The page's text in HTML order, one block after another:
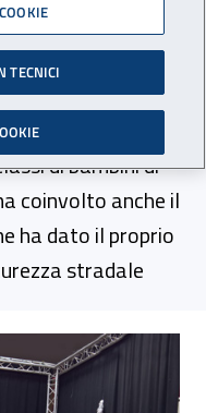
“A
di bambini di
coinvolto anche il
ha dato il proprio
stradale
del
TECNICI